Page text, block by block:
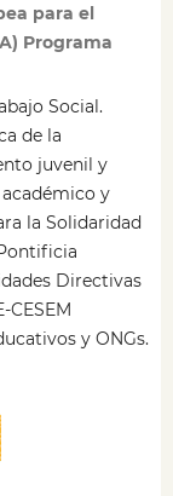
para el
Programa
Social.
de la
juvenil y
y
la Solidaridad
Directivas
CESEM
y ONGs.